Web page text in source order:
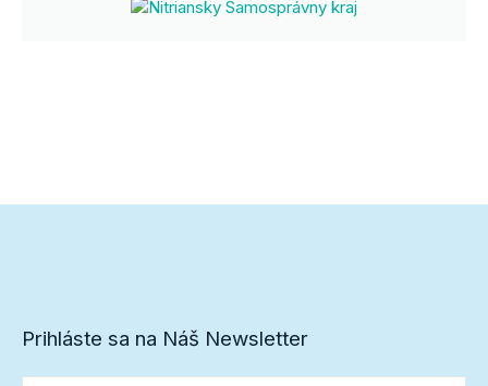
Prihláste sa na Náš Newsletter